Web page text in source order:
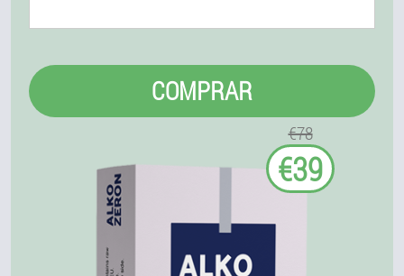
COMPRAR
€78
€39